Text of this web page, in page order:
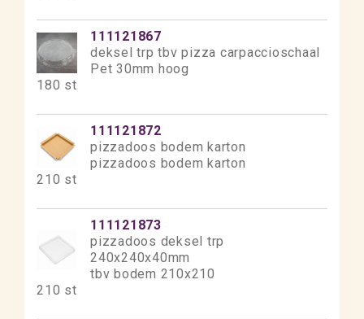
111121867
deksel trp tbv pizza carpaccioschaal
Pet 30mm hoog
180 st
111121872
pizzadoos bodem karton
pizzadoos bodem karton
210 st
111121873
pizzadoos deksel trp
240x240x40mm
tbv bodem 210x210
210 st